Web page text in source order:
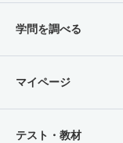
学問を調べる
マイページ
テスト・教材